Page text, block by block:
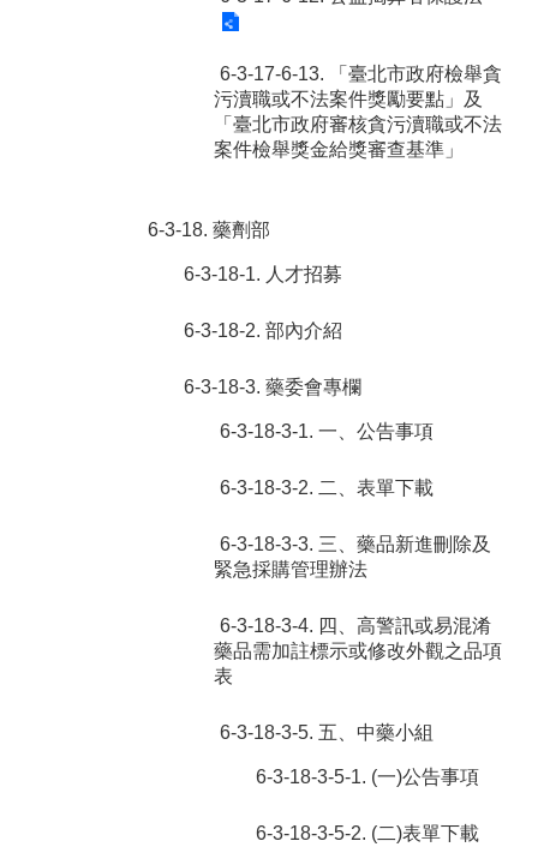
6-3-17-6-13. 「臺北市政府檢舉貪
污瀆職或不法案件獎勵要點」及
「臺北市政府審核貪污瀆職或不法
案件檢舉獎金給獎審查基準」
6-3-18. 藥劑部
6-3-18-1. 人才招募
6-3-18-2. 部內介紹
6-3-18-3. 藥委會專欄
6-3-18-3-1. 一、公告事項
6-3-18-3-2. 二、表單下載
6-3-18-3-3. 三、藥品新進刪除及
緊急採購管理辦法
6-3-18-3-4. 四、高警訊或易混淆
藥品需加註標示或修改外觀之品項
表
6-3-18-3-5. 五、中藥小組
6-3-18-3-5-1. (一)公告事項
6-3-18-3-5-2. (二)表單下載